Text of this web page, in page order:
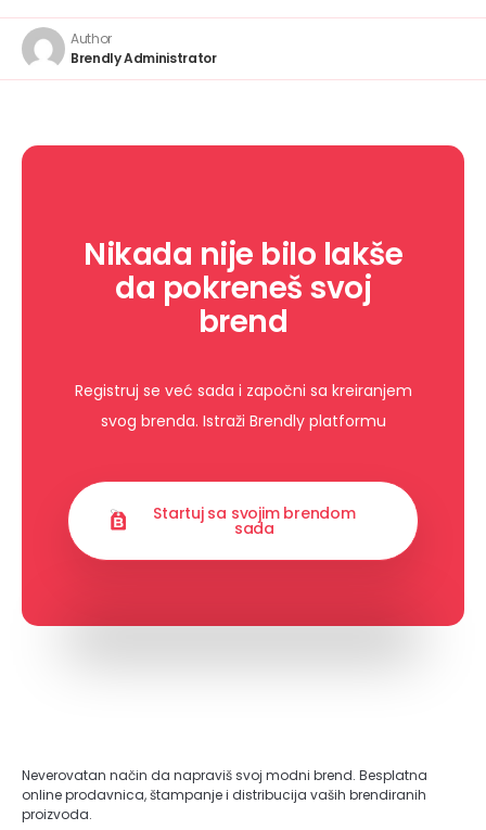
Author
Brendly Administrator
Nikada nije bilo lakše
da pokreneš svoj
brend
Registruj se već sada i započni sa kreiranjem
svog brenda. Istraži Brendly platformu
Startuj sa svojim brendom
sada
Neverovatan način da napraviš svoj modni brend. Besplatna
online prodavnica, štampanje i distribucija vaših brendiranih
proizvoda.